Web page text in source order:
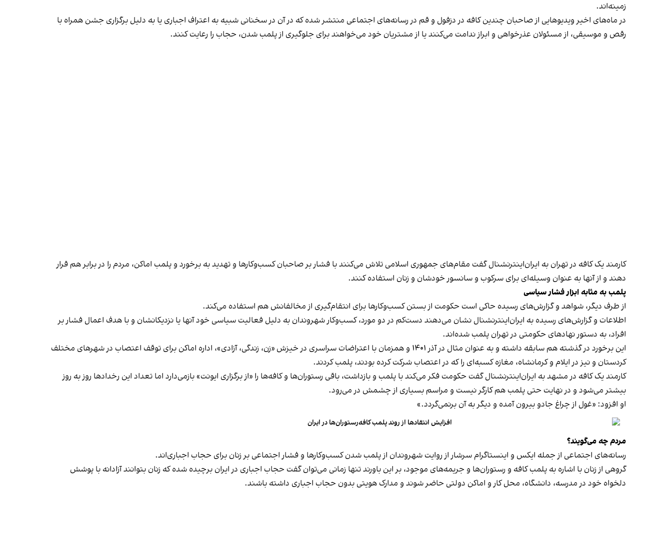
زمینه‌اند.
در ماه‌های اخیر ویدیوهایی از صاحبان چندین کافه در دزفول و قم در رسانه‌های اجتماعی منتشر شده که در آن در سخنانی شبیه به اعتراف اجباری یا به دلیل برگزاری جشن همراه با
رقص و موسیقی، از مسئولان عذرخواهی و ابراز ندامت می‌کنند یا از مشتریان خود می‌خواهند برای جلوگیری از پلمب شدن، حجاب را رعایت کنند.
کارمند یک کافه در تهران به ایران‌اینترنشنال گفت مقام‌های جمهوری اسلامی تلاش می‌کنند با فشار بر صاحبان کسب‌وکارها و تهدید به برخورد و پلمب اماکن، مردم را در برابر هم قرار
دهند و از آنها به عنوان وسیله‌ای برای سرکوب و سانسور خودشان و زنان استفاده کنند.
پلمب به مثابه ابزار فشار سیاسی
از طرف دیگر، شواهد و گزارش‌های رسیده حاکی است حکومت از بستن کسب‌وکارها برای انتقام‌گیری از مخالفانش هم استفاده می‌کند.
اطلاعات و گزارش‌های رسیده به ایران‌اینترنشنال نشان می‌دهند دست‌کم در دو مورد، کسب‌وکار شهروندان به دلیل فعالیت سیاسی خود آنها یا نزدیکانشان و با هدف اعمال فشار بر
افراد، به دستور نهادهای حکومتی در تهران پلمب شده‌اند.
این برخورد در گذشته هم سابقه داشته و به عنوان مثال در آذر ۱۴۰۱ و همزمان با اعتراضات سراسری در خیزش «زن، زندگی، آزادی»، اداره اماکن برای توقف اعتصاب در شهرهای مختلف
کردستان و نیز در ایلام و کرمانشاه، مغازه کسبه‌ای را که در اعتصاب شرکت کرده بودند، پلمب کردند.
کارمند یک کافه در مشهد به ایران‌اینترنشنال گفت حکومت فکر می‌کند با پلمب و بازداشت، باقی رستوران‌ها و کافه‌ها را «از برگزاری ایونت» بازمی‌دارد اما تعداد این رخدادها روز به روز
بیشتر می‌شود و در نهایت حتی پلمب هم کارگر نیست و مراسم بسیاری از چشمش در می‌رود.
او افزود: «غول از چراغ جادو بیرون آمده و دیگر به آن برنمی‎‌گردد.»
افزایش انتقادها از روند پلمب کافه‌رستوران‌ها در ایران
مردم چه می‌گویند؟
رسانه‎‌های اجتماعی از جمله ایکس و اینستاگرام سرشار از روایت شهروندان از پلمب شدن کسب‌وکارها و فشار اجتماعی بر زنان برای حجاب اجباری‌اند.
گروهی از زنان با اشاره به پلمب کافه و رستوران‌ها و جریمه‌های موجود، بر این باورند تنها زمانی می‌توان گفت حجاب اجباری در ایران برچیده شده که زنان بتوانند آزادانه با پوشش
دلخواه خود در مدرسه، دانشگاه، محل کار و اماکن دولتی حاضر شوند و مدارک هویتی بدون حجاب اجباری داشته باشند.